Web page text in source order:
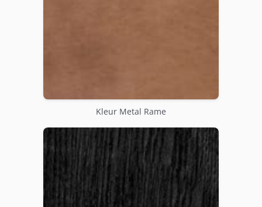
Kleur Metal Rame